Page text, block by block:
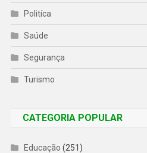
Politíca
Saúde
Segurança
Turismo
CATEGORIA POPULAR
Educação (251)